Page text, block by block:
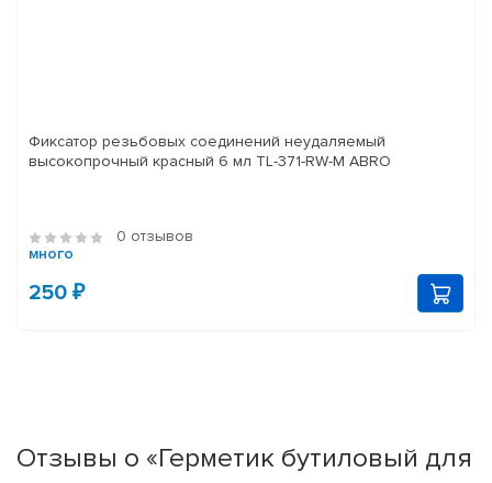
Фиксатор резьбовых соединений неудаляемый
высокопрочный красный 6 мл TL-371-RW-M ABRO
0 отзывов
много
250 ₽
Отзывы о «Герметик бутиловый для